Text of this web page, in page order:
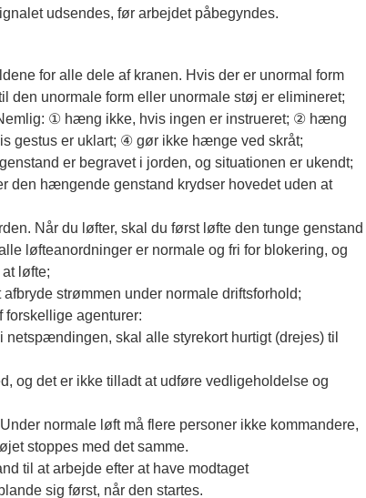
udsendes, før arbejdet påbegyndes.
for alle dele af kranen. Hvis der er unormal form
den unormale form eller unormale støj er elimineret;
① hæng ikke, hvis ingen er instrueret; ② hæng
gestus er uklart; ④ gør ikke hænge ved skråt;
er begravet i jorden, og situationen er ukendt;
hængende genstand krydser hovedet uden at
Når du løfter, skal du først løfte den tunge genstand
løfteanordninger er normale og fri for blokering, og
løfte;
strømmen under normale driftsforhold;
forskellige agenturer:
skal alle styrekort hurtigt (drejes) til
og det er ikke tilladt at udføre vedligeholdelse og
normale løft må flere personer ikke kommandere,
stoppes med det samme.
til at arbejde efter at have modtaget
sig først, når den startes.